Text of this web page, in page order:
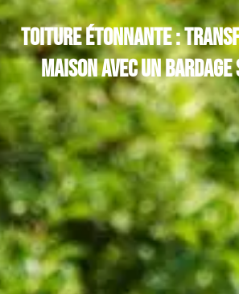
Toiture étonnante :
maison avec un